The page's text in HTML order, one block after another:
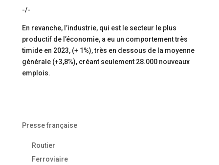
-/-
En revanche, l’industrie, qui est le secteur le plus
productif de l’économie, a eu un comportement très
timide en 2023, (+ 1%), très en dessous de la moyenne
générale (+3,8%), créant seulement 28.000 nouveaux
emplois.
Presse française
Routier
Ferroviaire